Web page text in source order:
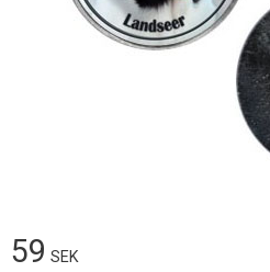
59 SEK